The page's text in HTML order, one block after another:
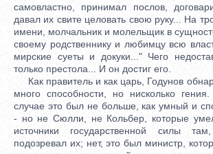
самовластно, принимал послов,
давал их свите целовать свою руку... На
имени, молчальник и молельщик в
своему родственнику и любимцу всю
мирские суеты и докуки..." Чего
только престола... И он достиг его.
Как правитель и как царь, Годунов
много способности, но нисколько
случае это был не больше, как умный и
- но не Сюлли, не Кольбер, которые
источники государственной силы
подозревал их; нет, это был министр,